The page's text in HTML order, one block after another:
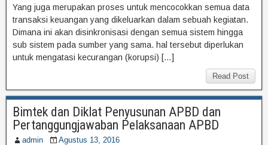
Yang juga merupakan proses untuk mencocokkan semua data
transaksi keuangan yang dikeluarkan dalam sebuah kegiatan.
Dimana ini akan disinkronisasi dengan semua sistem hingga
sub sistem pada sumber yang sama. hal tersebut diperlukan
untuk mengatasi kecurangan (korupsi) […]
Read Post
Bimtek dan Diklat Penyusunan APBD dan
Pertanggungjawaban Pelaksanaan APBD
admin
Agustus 13, 2016